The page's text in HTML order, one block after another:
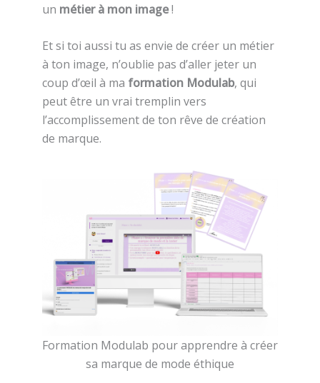
un métier à mon image!
Et si toi aussi tu as envie de créer un métier
à ton image, n’oublie pas d’aller jeter un
coup d’œil à ma formation Modulab, qui
peut être un vrai tremplin vers
l’accomplissement de ton rêve de création
de marque.
Formation Modulab pour apprendre à créer
sa marque de mode éthique